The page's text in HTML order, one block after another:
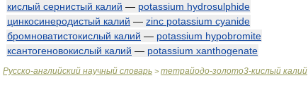
кислый сернистый калий — potassium hydrosulphide
цинкосинеродистый калий — zinc potassium cyanide
бромноватистокислый калий — potassium hypobromite
ксантогеновокислый калий — potassium xanthogenate
Русско-английский научный словарь > тетрайодо-золото3-кислый калий